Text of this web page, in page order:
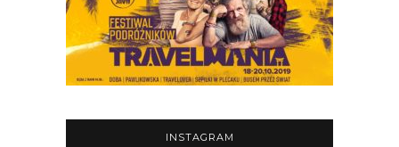
INSTAGRAM